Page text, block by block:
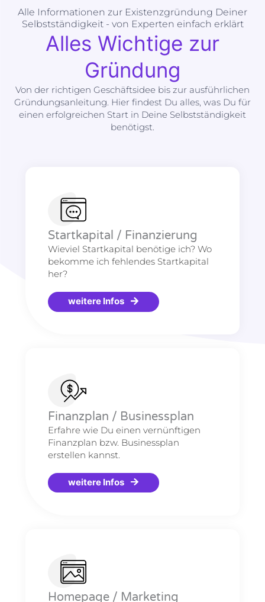
Alle Informationen zur Existenzgründung Deiner
Selbstständigkeit - von Experten einfach erklärt
Alles Wichtige zur
Gründung
Von der richtigen Geschäftsidee bis zur ausführlichen
Gründungsanleitung. Hier findest Du alles, was Du für
einen erfolgreichen Start in Deine Selbstständigkeit
benötigst.
Startkapital / Finanzierung
Wieviel Startkapital benötige ich? Wo
bekomme ich fehlendes Startkapital
her?
weitere Infos
Finanzplan / Businessplan
Erfahre wie Du einen vernünftigen
Finanzplan bzw. Businessplan
erstellen kannst.
weitere Infos
Homepage / Marketing